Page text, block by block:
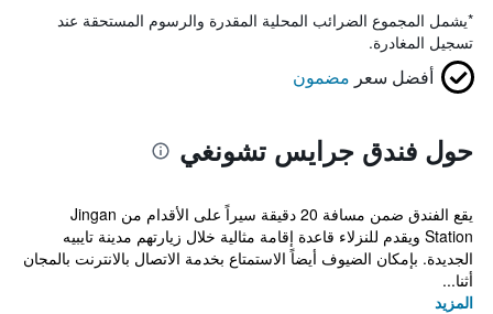
*يشمل المجموع الضرائب المحلية المقدرة والرسوم المستحقة عند
تسجيل المغادرة.
أفضل سعر مضمون
حول فندق جرايس تشونغي
يقع الفندق ضمن مسافة 20 دقيقة سيراً على الأقدام من Jingan
Station ويقدم للنزلاء قاعدة إقامة مثالية خلال زيارتهم مدينة تايبيه
الجديدة. بإمكان الضيوف أيضاً الاستمتاع بخدمة الاتصال بالانترنت بالمجان
أثنا...
المزيد